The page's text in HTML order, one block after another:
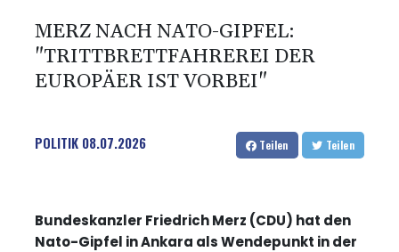
MERZ NACH NATO-GIPFEL:
"TRITTBRETTFAHREREI DER
EUROPÄER IST VORBEI"
POLITIK 08.07.2026 Teilen Teilen
Bundeskanzler Friedrich Merz (CDU) hat den
Nato-Gipfel in Ankara als Wendepunkt in der